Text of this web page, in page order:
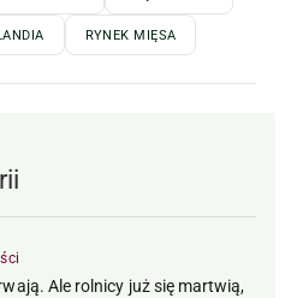
RYNEK MIĘSA
Ale rolnicy już się martwią,